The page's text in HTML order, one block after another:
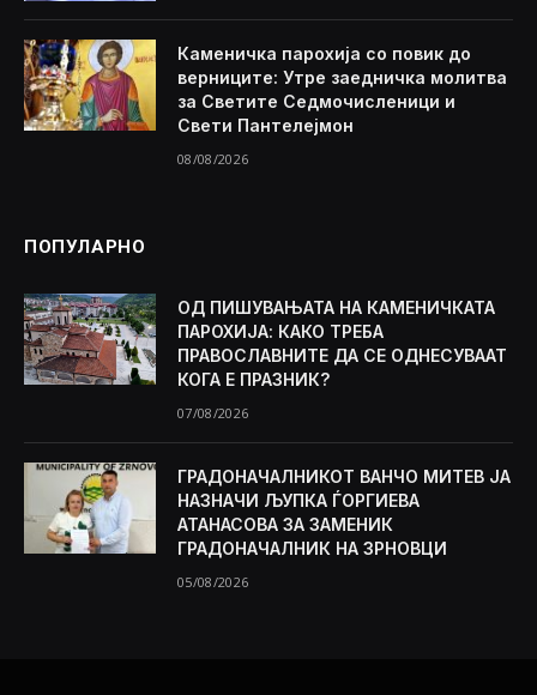
Каменичка парохија со повик до
верниците: Утре заедничка молитва
за Светите Седмочисленици и
Свети Пантелејмон
08/08/2026
ПОПУЛАРНО
ОД ПИШУВАЊАТА НА КАМЕНИЧКАТА
ПАРОХИЈА: КАКО ТРЕБА
ПРАВОСЛАВНИТЕ ДА СЕ ОДНЕСУВААТ
КОГА Е ПРАЗНИК?
07/08/2026
ГРАДОНАЧАЛНИКОТ ВАНЧО МИТЕВ ЈА
НАЗНАЧИ ЉУПКА ЃОРГИЕВА
АТАНАСОВА ЗА ЗАМЕНИК
ГРАДОНАЧАЛНИК НА ЗРНОВЦИ
05/08/2026